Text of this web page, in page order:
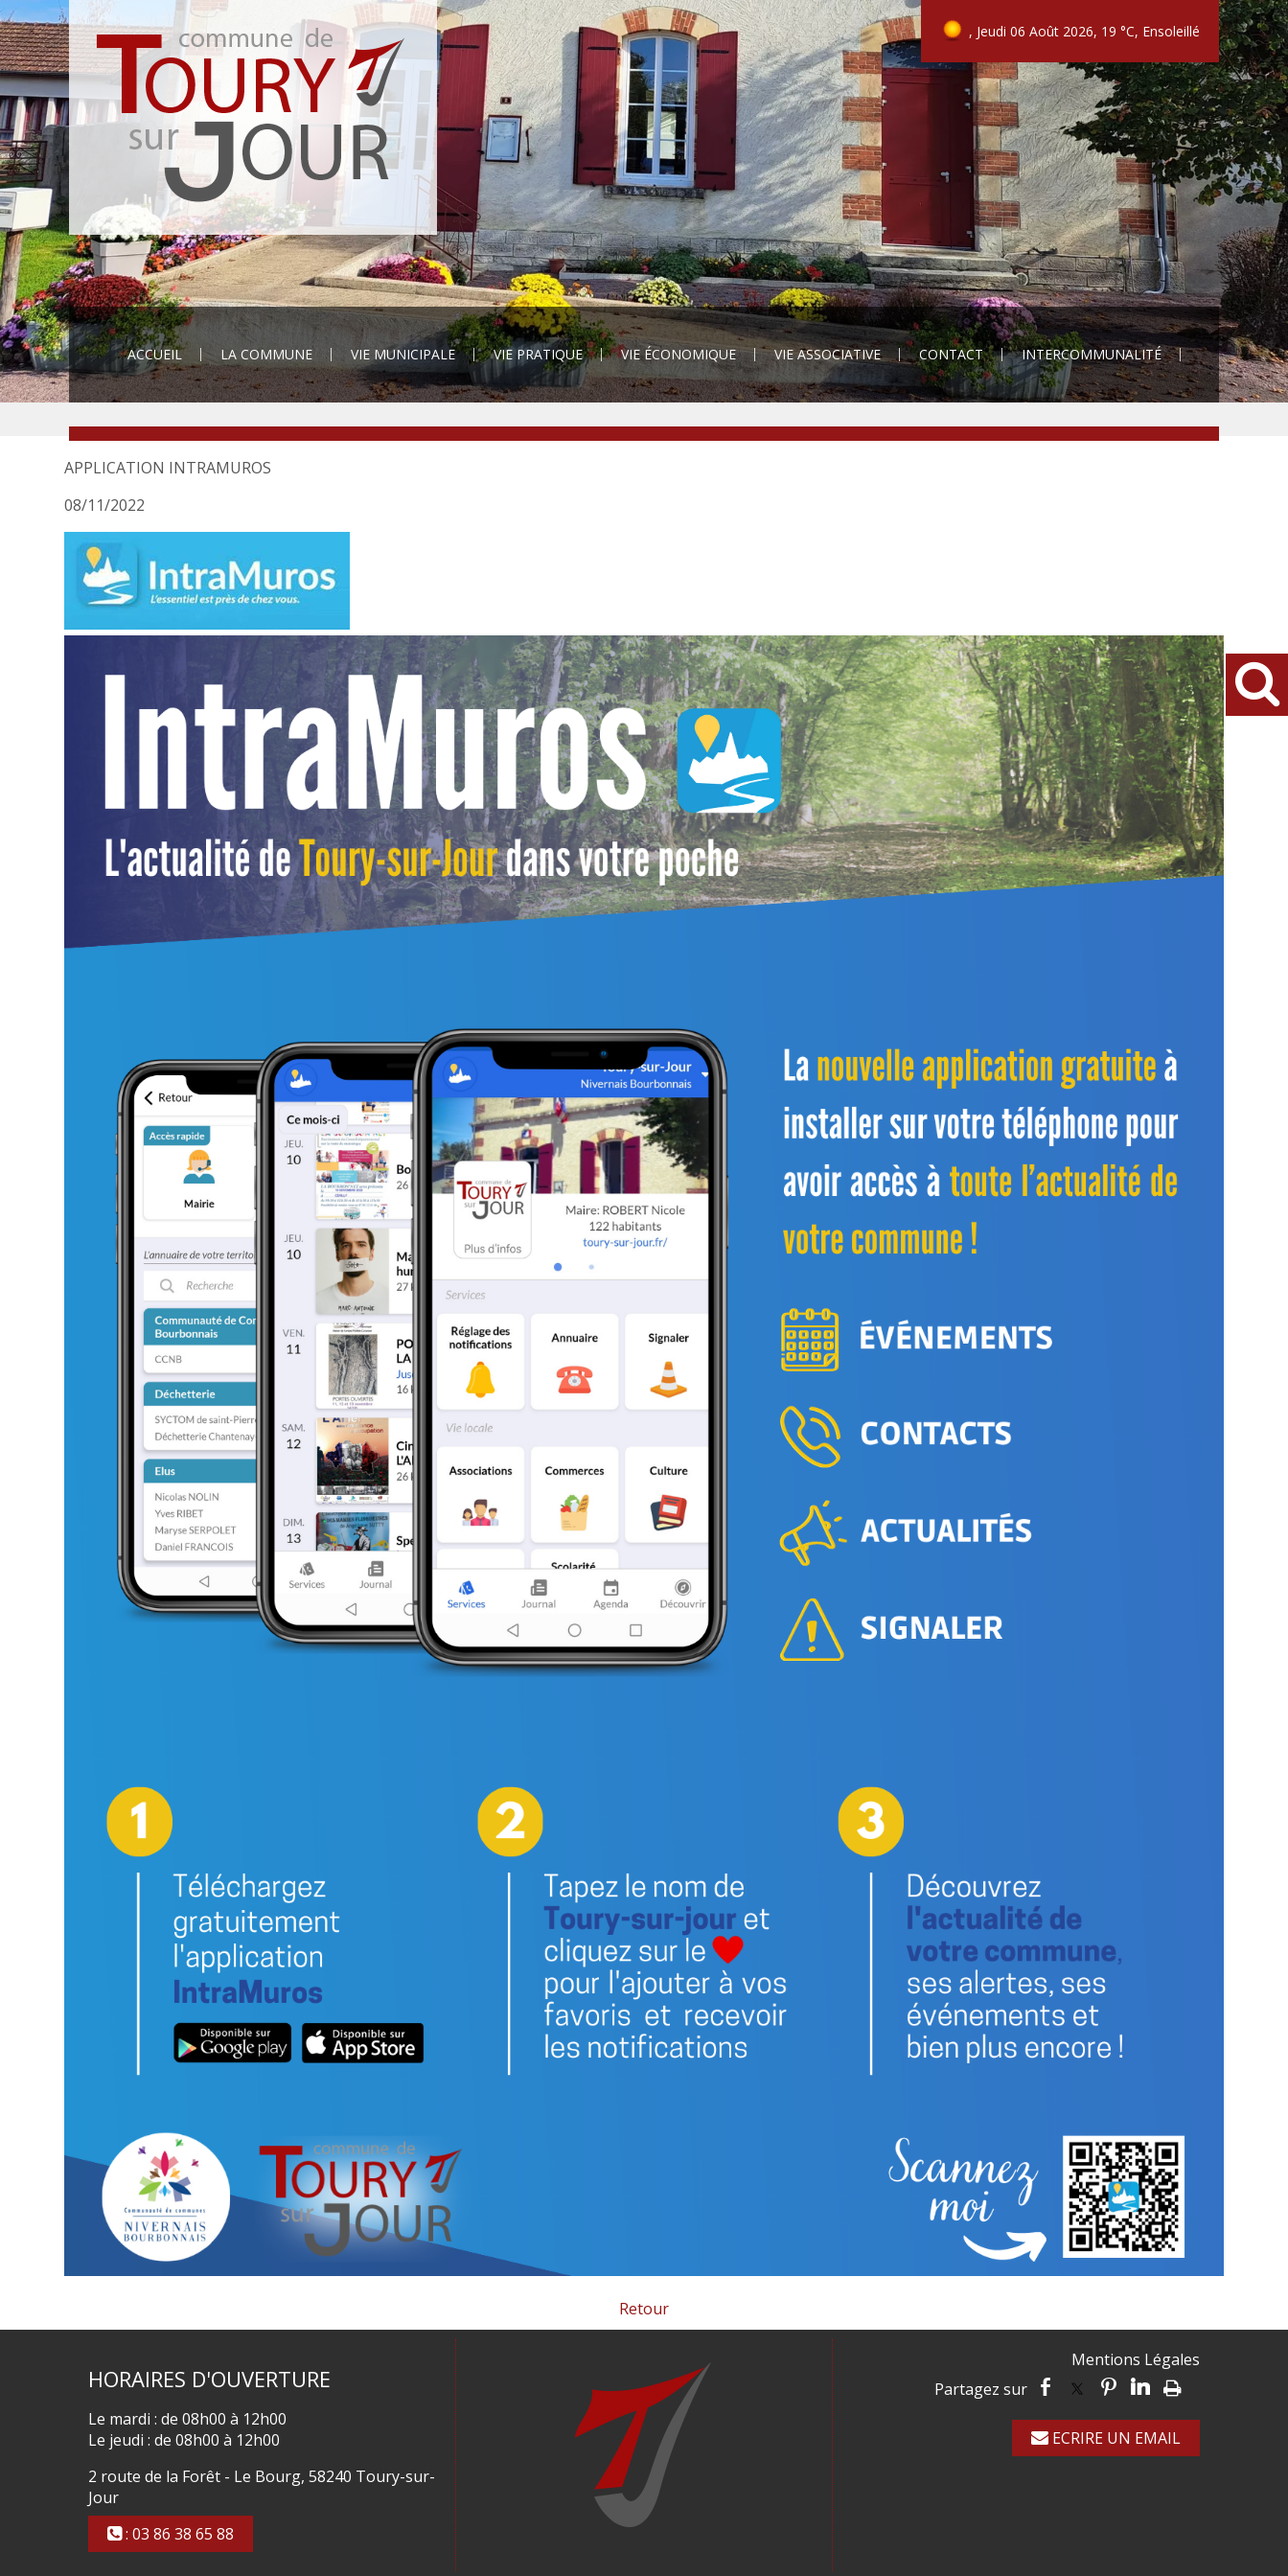
, Jeudi 06 Août 2026, 19 °C, Ensoleillé
ACCUEIL LA COMMUNE VIE MUNICIPALE VIE PRATIQUE VIE ÉCONOMIQUE VIE ASSOCIATIVE CONTACT INTERCOMMUNALITÉ
APPLICATION INTRAMUROS
08/11/2022
Retour
HORAIRES D'OUVERTURE
Le mardi : de 08h00 à 12h00
Le jeudi : de 08h00 à 12h00
2 route de la Forêt - Le Bourg, 58240 Toury-sur-
Jour
: 03 86 38 65 88
Mentions Légales
ECRIRE UN EMAIL